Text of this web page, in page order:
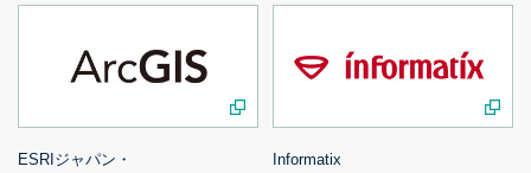
ESRIジャパン・ Informatix